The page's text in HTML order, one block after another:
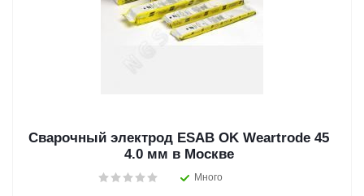
Сварочный электрод ESAB OK Weartrode 45
4.0 мм в Москве
Много